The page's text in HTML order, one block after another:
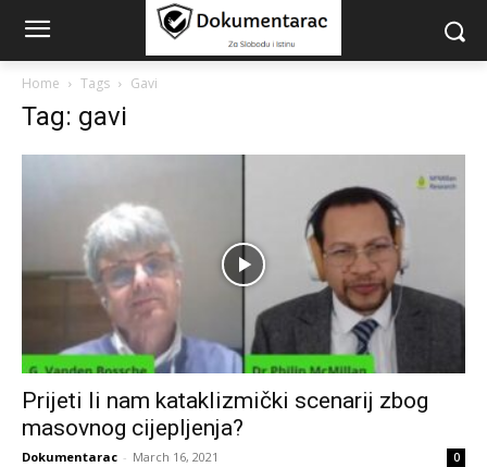
Home Tags Gavi
Tag: gavi
Prijeti li nam kataklizmički scenarij zbog
masovnog cijepljenja?
Dokumentarac - March 16, 2021 0